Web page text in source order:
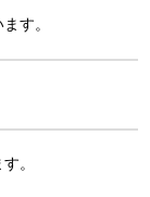
す。
。